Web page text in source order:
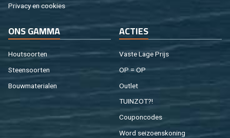
Pri­va­cy en coo­kies
ONS GAMMA
Hout­soor­ten
Steen­soor­ten
Bouw­ma­te­ri­a­len
AC­TIES
Vaste Lage Prijs
OP = OP
Out­let
TUIN­ZOT?!
Cou­pon­co­des
Word sei­zoens­ko­ning